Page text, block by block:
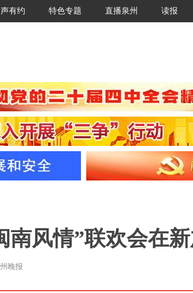
有约 特色专题 直播泉州 读报
南风情”联欢会在
晚报